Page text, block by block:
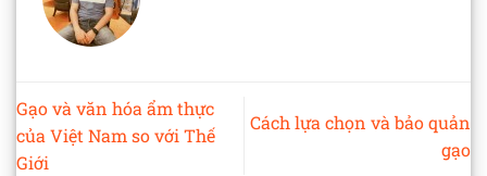
Gạo và văn hóa ẩm thực
của Việt Nam so với Thế
Giới
Cách lựa chọn và bảo quản
gạo